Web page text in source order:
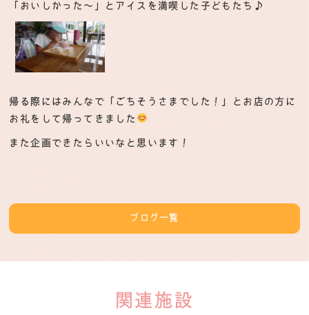
「おいしかった～」とアイスを満喫した子どもたち♪
帰る際にはみんなで「ごちそうさまでした！」とお店の方に
お礼をして帰ってきました
また企画できたらいいなと思います！
ブログ一覧
関連施設